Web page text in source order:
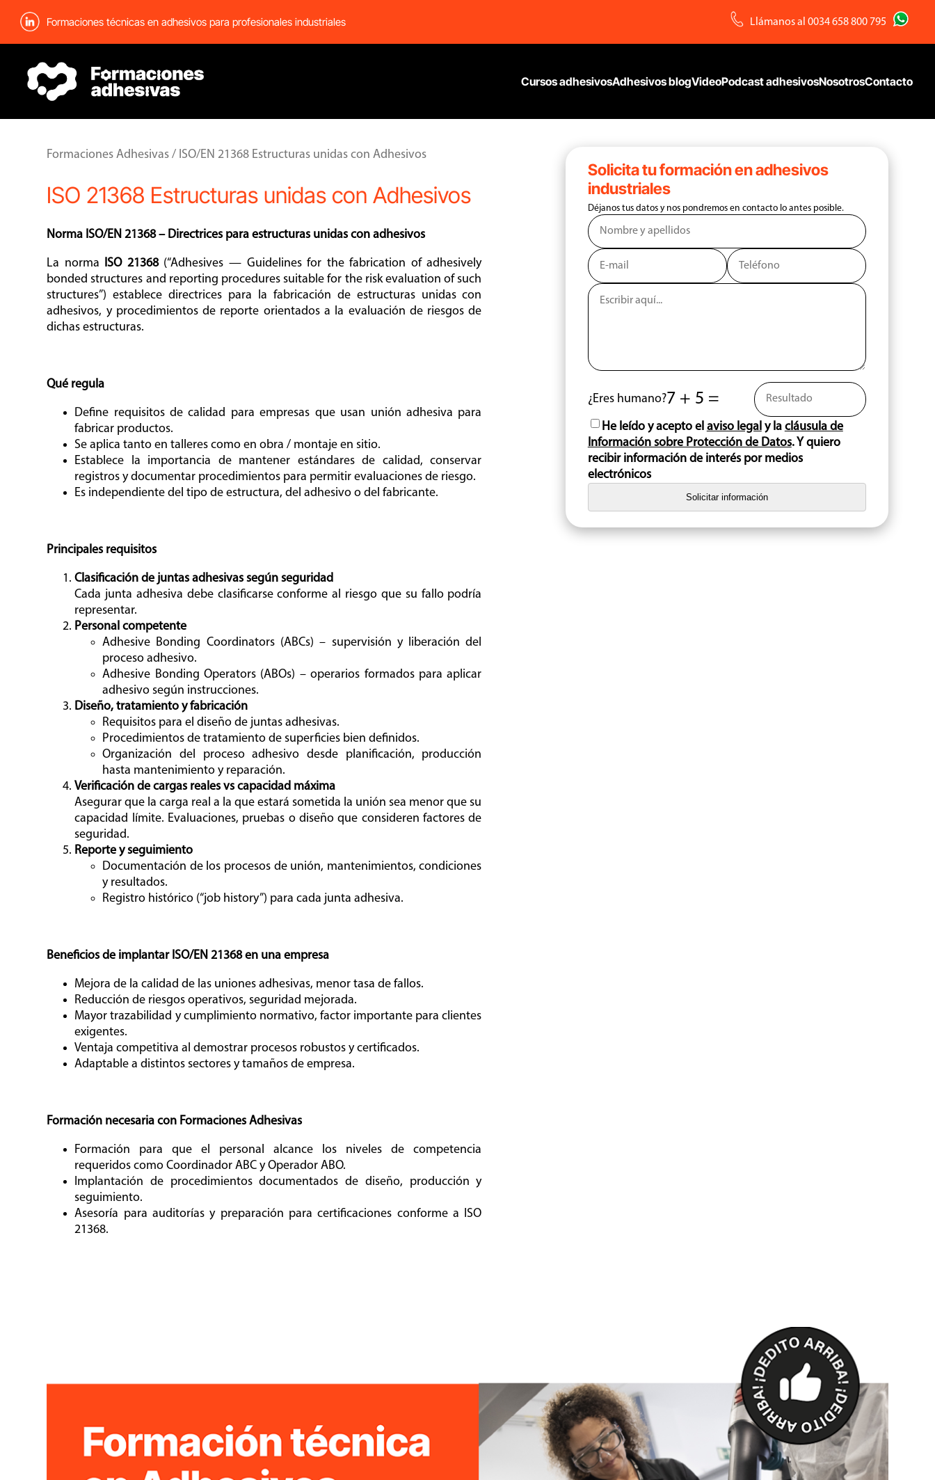
Formaciones técnicas en adhesivos para profesionales industriales Llámanos al0034 658 800 795
Cursos adhesivosAdhesivos blogVideoPodcast adhesivosNosotrosContacto
Formaciones Adhesivas / ISO/EN 21368 Estructuras unidas con Adhesivos
ISO 21368 Estructuras unidas con Adhesivos
Norma ISO/EN 21368 – Directrices para estructuras unidas con adhesivos
La norma ISO 21368(“Adhesives — Guidelines for the fabrication of adhesively
bonded structures and reporting procedures suitable for the risk evaluation of such
structures”) establece directrices para la fabricación de estructuras unidas con
adhesivos, y procedimientos de reporte orientados a la evaluación de riesgos de
dichas estructuras.
Qué regula
Define requisitos de calidad para empresas que usan unión adhesiva para
fabricar productos.
Se aplica tanto en talleres como en obra / montaje en sitio.
Establece la importancia de mantener estándares de calidad, conservar
registros y documentar procedimientos para permitir evaluaciones de riesgo.
Es independiente del tipo de estructura, del adhesivo o del fabricante.
Principales requisitos
Clasificación de juntas adhesivas según seguridad
Cada junta adhesiva debe clasificarse conforme al riesgo que su fallo podría
representar.
Personal competente
Adhesive Bonding Coordinators (ABCs) – supervisión y liberación del
proceso adhesivo.
Adhesive Bonding Operators (ABOs) – operarios formados para aplicar
adhesivo según instrucciones.
Diseño, tratamiento y fabricación
Requisitos para el diseño de juntas adhesivas.
Procedimientos de tratamiento de superficies bien definidos.
Organización del proceso adhesivo desde planificación, producción
hasta mantenimiento y reparación.
Verificación de cargas reales vs capacidad máxima
Asegurar que la carga real a la que estará sometida la unión sea menor que su
capacidad límite. Evaluaciones, pruebas o diseño que consideren factores de
seguridad.
Reporte y seguimiento
Documentación de los procesos de unión, mantenimientos, condiciones
y resultados.
Registro histórico (“job history”) para cada junta adhesiva.
Beneficios de implantar ISO/EN 21368 en una empresa
Mejora de la calidad de las uniones adhesivas, menor tasa de fallos.
Reducción de riesgos operativos, seguridad mejorada.
Mayor trazabilidad y cumplimiento normativo, factor importante para clientes
exigentes.
Ventaja competitiva al demostrar procesos robustos y certificados.
Adaptable a distintos sectores y tamaños de empresa.
Formación necesaria con Formaciones Adhesivas
Formación para que el personal alcance los niveles de competencia
requeridos como Coordinador ABC y Operador ABO.
Implantación de procedimientos documentados de diseño, producción y
seguimiento.
Asesoría para auditorías y preparación para certificaciones conforme a ISO
21368.
Solicita tu formación en adhesivos
industriales
Déjanos tus datos y nos pondremos en contacto lo antes posible.
¿Eres humano?7 + 5 =
He leído y acepto el aviso legal y la cláusula de
Información sobre Protección de Datos. Y quiero
recibir información de interés por medios
electrónicos